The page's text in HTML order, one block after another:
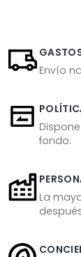
Envío
fondo.
La